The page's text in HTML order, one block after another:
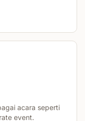
acara seperti
event.